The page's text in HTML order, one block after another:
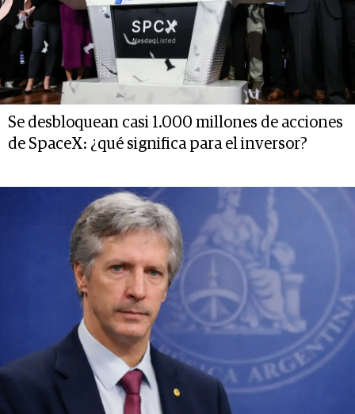
Se desbloquean casi 1.000 millones de acciones
de SpaceX: ¿qué significa para el inversor?